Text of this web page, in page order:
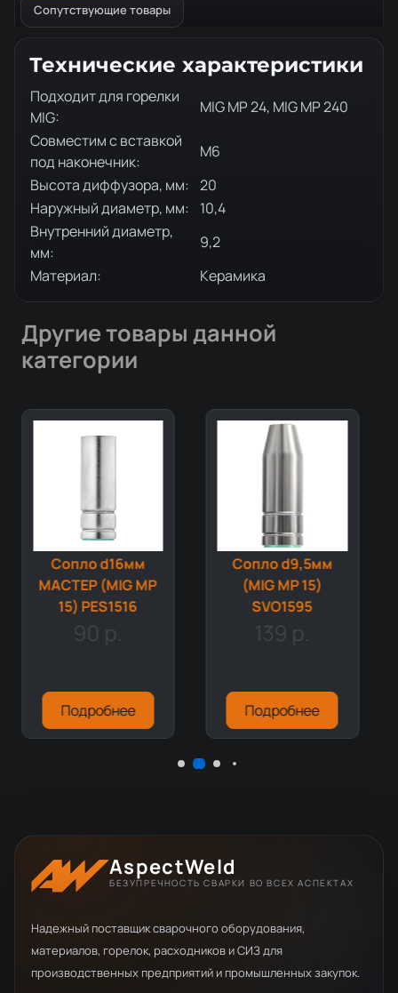
Сопутствующие товары
Описание товара
Технические характеристики
Подходит для горелки
MIG:
MIG MP 24, MIG MP 240
Совместим с вставкой
под наконечник:
М6
Высота диффузора, мм: 20
Наружный диаметр, мм:
10,4
Внутренний диаметр,
мм:
9,2
Материал:
Керамика
Другие товары данной
категории
Сопло d16мм
МАСТЕР (MIG MP
15) PES1516
90 р.
Подробнее
Сопло d9,5мм
(MIG MP 15)
SVO1595
139 р.
Подробнее
AspectWeld
БЕЗУПРЕЧНОСТЬ СВАРКИ ВО ВСЕХ АСПЕКТАХ
Надежный поставщик сварочного оборудования,
материалов, горелок, расходников и СИЗ для
производственных предприятий и промышленных закупок.